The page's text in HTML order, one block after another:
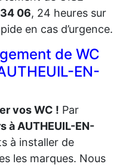
06, 24 heures sur
en cas d’urgence.
de WC
EN-
vos WC ! Par
à AUTHEUIL-EN-
à installer de
les marques. Nous